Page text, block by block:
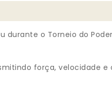
o Torneio do
força, velocidade